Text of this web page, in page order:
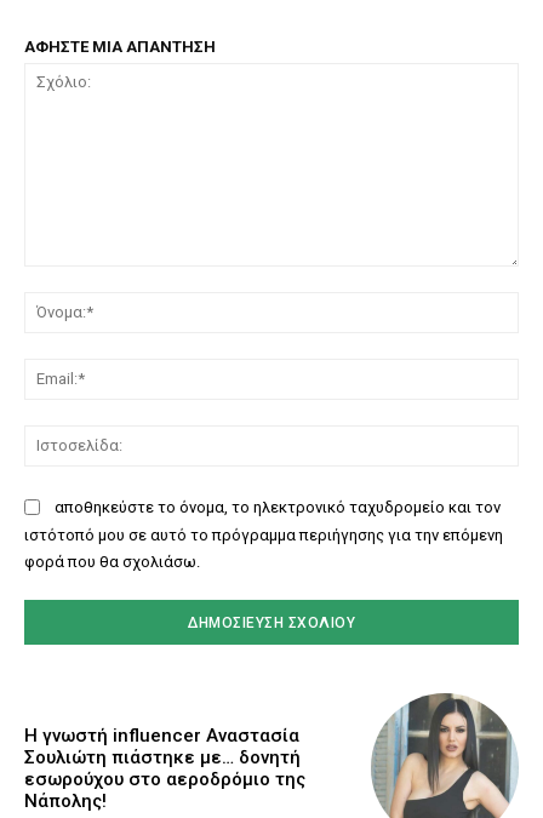
ΑΦΗΣΤΕ ΜΙΑ ΑΠΑΝΤΗΣΗ
αποθηκεύστε το όνομα, το ηλεκτρονικό ταχυδρομείο και τον
ιστότοπό μου σε αυτό το πρόγραμμα περιήγησης για την επόμενη
φορά που θα σχολιάσω.
Η γνωστή influencer Αναστασία
Σουλιώτη πιάστηκε με… δονητή
εσωρούχου στο αεροδρόμιο της
Νάπολης!